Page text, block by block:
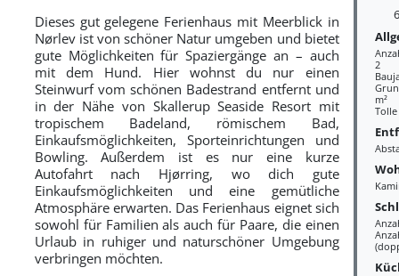
2
m²
Dieses gut gelegene Ferienhaus mit Meerblick in
Nørlev ist von schöner Natur umgeben und bietet
gute Möglichkeiten für Spaziergänge an – auch
mit dem Hund. Hier wohnst du nur einen
Steinwurf vom schönen Badestrand entfernt und
in der Nähe von Skallerup Seaside Resort mit
tropischem Badeland, römischem Bad,
Einkaufsmöglichkeiten, Sporteinrichtungen und
Bowling. Außerdem ist es nur eine kurze
Autofahrt nach Hjørring, wo dich gute
Einkaufsmöglichkeiten und eine gemütliche
Atmosphäre erwarten. Das Ferienhaus eignet sich
sowohl für Familien als auch für Paare, die einen
Urlaub in ruhiger und naturschöner Umgebung
verbringen möchten.